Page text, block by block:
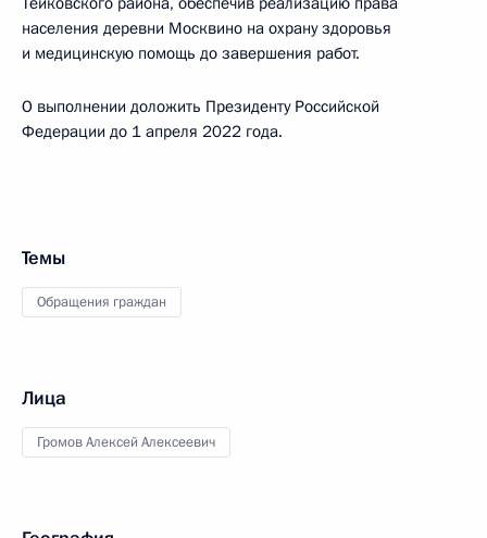
населения деревни Москвино на охрану здоровья
и медицинскую помощь до завершения работ.
О выполнении доложить Президенту Российской
Федерации до 1 апреля 2022 года.
Темы
Обращения граждан
Лица
Громов Алексей Алексеевич